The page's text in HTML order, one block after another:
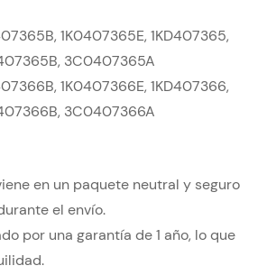
1K0407365E, 1KD407365,
3C0407365A
1K0407366E, 1KD407366,
3C0407366A
en un paquete neutral y seguro
el envío.
por una garantía de 1 año, lo que